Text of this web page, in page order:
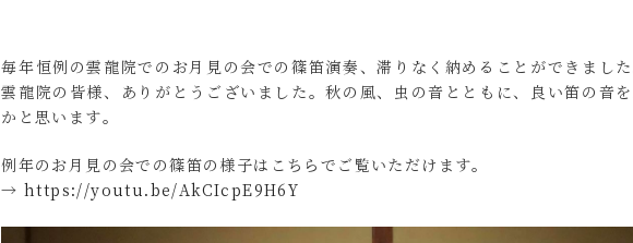
毎年恒例の雲龍院でのお月見の会での篠笛演奏、滞りなく納めることができました
雲龍院の皆様、ありがとうございました。秋の風、虫の音とともに、良い笛の音
かと思います。
例年のお月見の会での篠笛の様子はこちらでご覧いただけます。
→https://youtu.be/AkCIcpE9H6Y